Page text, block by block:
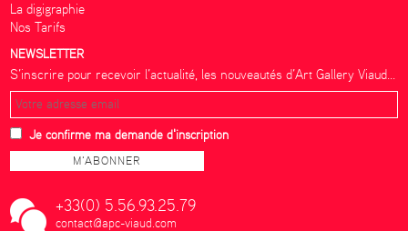
La digigraphie
Nos Tarifs
NEWSLETTER
S’inscrire pour recevoir l’actualité, les nouveautés d’Art Gallery Viaud...
Je confirme ma demande d'inscription
+33(0) 5.56.93.25.79
contact@apc-viaud.com